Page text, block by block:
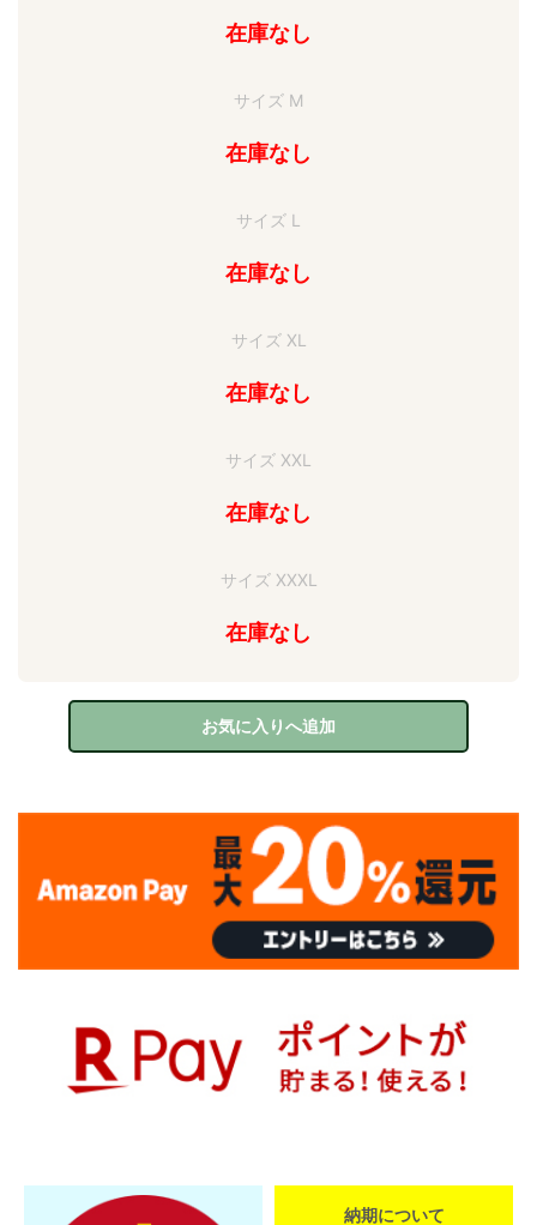
在庫なし
サイズ M
在庫なし
サイズ L
在庫なし
サイズ XL
在庫なし
サイズ XXL
在庫なし
サイズ XXXL
在庫なし
お気に入りへ追加
納期について